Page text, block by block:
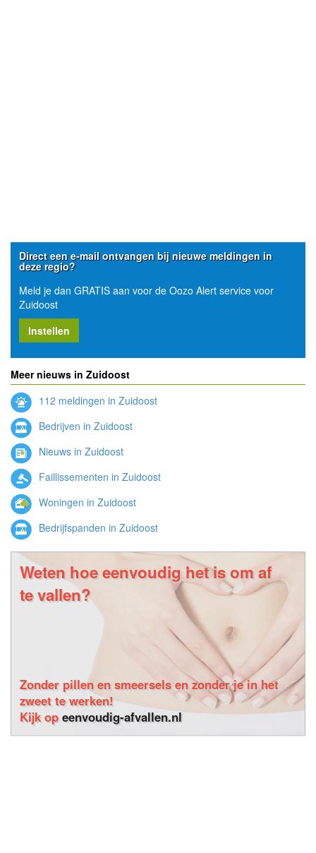
Direct een e-mail ontvangen bij nieuwe meldingen in
deze regio?
Meld je dan GRATIS aan voor de Oozo Alert service voor
Zuidoost
Instellen
Meer nieuws in Zuidoost
112 meldingen in Zuidoost
Bedrijven in Zuidoost
Nieuws in Zuidoost
Faillissementen in Zuidoost
Woningen in Zuidoost
Bedrijfspanden in Zuidoost
Weten hoe eenvoudig het is om af
te vallen?
Zonder pillen en smeersels en zonder je in het
zweet te werken!
Kijk opeenvoudig-afvallen.nl